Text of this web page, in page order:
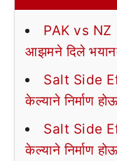
PAK vs NZ |
आझमने दिले
Salt Side
केल्याने निर्माण
Salt Side
केल्याने निर्माण